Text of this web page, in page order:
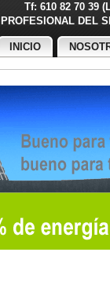
Tf: 610 82 70 39
PROFESIONAL
INICIO